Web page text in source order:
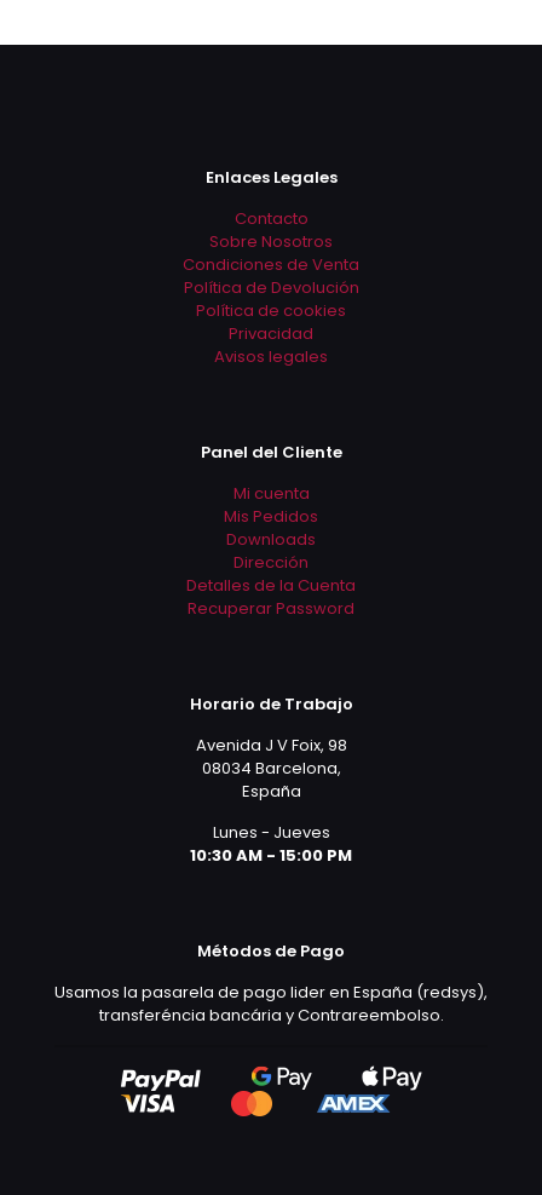
Enlaces Legales
Contacto
Sobre Nosotros
Condiciones de Venta
Política de Devolución
Política de cookies
Privacidad
Avisos legales
Panel del Cliente
Mi cuenta
Mis Pedidos
Downloads
Dirección
Detalles de la Cuenta
Recuperar Password
Horario de Trabajo
Avenida J V Foix, 98
08034 Barcelona,
España
Lunes - Jueves
10:30 AM - 15:00 PM
Métodos de Pago
Usamos la pasarela de pago lider en España (redsys),
transferéncia bancária y Contrareembolso.